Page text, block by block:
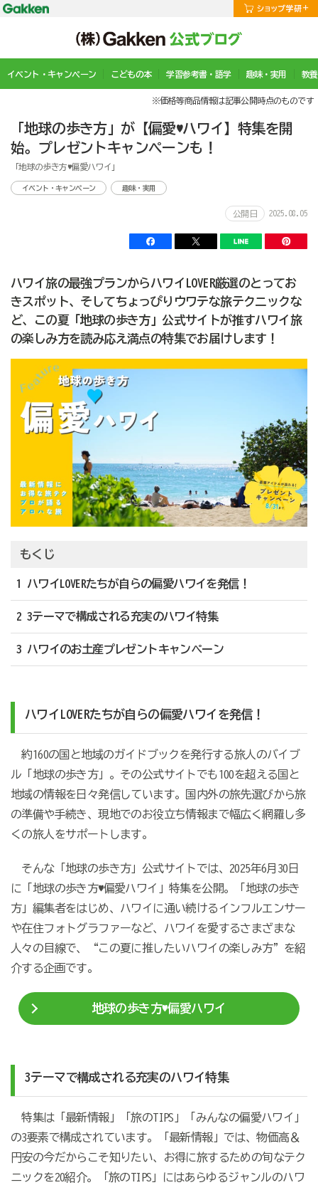
イベント・キャンペーン こどもの本 学習参考書・語学 趣味・実用 教
※価格等商品情報は記事公開時点のものです
「地球の歩き方」が【偏愛♥ハワイ】特集を開
始。プレゼントキャンペーンも！
「地球の歩き方♥偏愛ハワイ」
イベント・キャンペーン 趣味・実用
公開日 2025.08.05
ハワイ旅の最強プランからハワイLOVER厳選のとってお
きスポット、そしてちょっぴりウワテな旅テクニックな
ど、この夏「地球の歩き方」公式サイトが推すハワイ旅
の楽しみ方を読み応え満点の特集でお届けします！
もくじ
1 ハワイLOVERたちが自らの偏愛ハワイを発信！
2 3テーマで構成される充実のハワイ特集
3 ハワイのお土産プレゼントキャンペーン
ハワイLOVERたちが自らの偏愛ハワイを発信！
約160の国と地域のガイドブックを発行する旅人のバイブ
ル「地球の歩き方」。その公式サイトでも100を超える国と
地域の情報を日々発信しています。国内外の旅先選びから旅
の準備や手続き、現地でのお役立ち情報まで幅広く網羅し多
くの旅人をサポートします。
そんな「地球の歩き方」公式サイトでは、2025年6月30日
に「地球の歩き方♥偏愛ハワイ」特集を公開。「地球の歩き
方」編集者をはじめ、ハワイに通い続けるインフルエンサー
や在住フォトグラファーなど、ハワイを愛するさまざまな
人々の目線で、“この夏に推したいハワイの楽しみ方”を紹
介する企画です。
地球の歩き方♥偏愛ハワイ
3テーマで構成される充実のハワイ特集
特集は「最新情報」「旅のTIPS」「みんなの偏愛ハワイ」
の3要素で構成されています。「最新情報」では、物価高＆
円安の今だからこそ知りたい、お得に旅するための旬なテク
ニックを20紹介。「旅のTIPS」にはあらゆるジャンルのハワ